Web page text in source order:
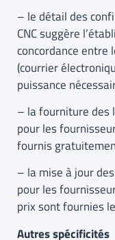
– le détail des
CNC suggère
concordance entre
(courrier
puissance
– la fourniture des
pour les
fournis
– la mise à jour
pour les
prix sont fournies
Autres spécificités